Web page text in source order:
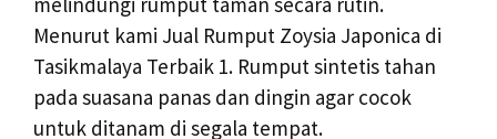
Menurut kami Jual Rumput Zoysia Japonica di
Tasikmalaya Terbaik 1. Rumput sintetis tahan
pada suasana panas dan dingin agar cocok
untuk ditanam di segala tempat.